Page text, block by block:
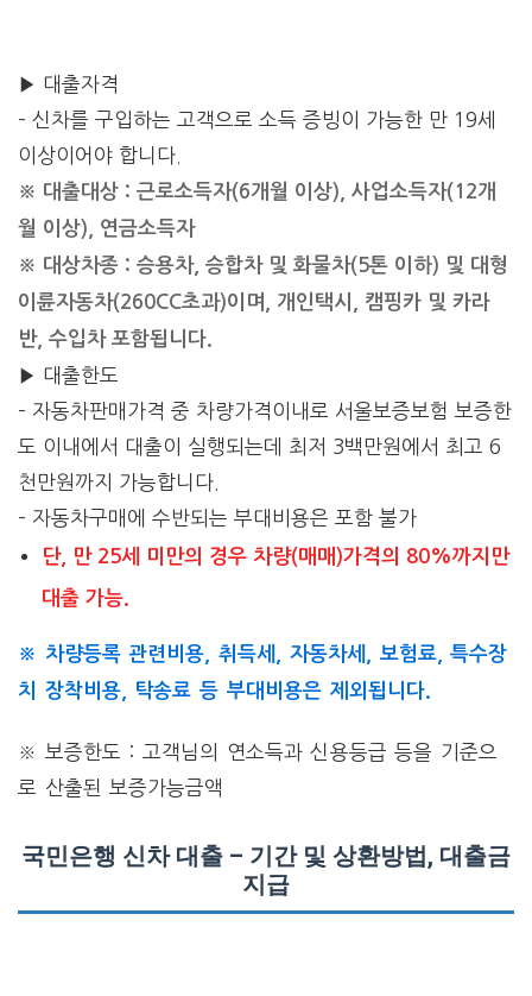
▶ 대출자격
– 신차를 구입하는 고객으로 소득 증빙이 가능한 만 19세
이상이어야 합니다.
※ 대출대상 : 근로소득자(6개월 이상), 사업소득자(12개
월 이상), 연금소득자
※ 대상차종 : 승용차, 승합차 및 화물차(5톤 이하) 및 대형
이륜자동차(260CC초과)이며, 개인택시, 캠핑카 및 카라
반, 수입차 포함됩니다.
▶ 대출한도
– 자동차판매가격 중 차량가격이내로 서울보증보험 보증한
도 이내에서 대출이 실행되는데 최저 3백만원에서 최고 6
천만원까지 가능합니다.
– 자동차구매에 수반되는 부대비용은 포함 불가
단, 만 25세 미만의 경우 차량(매매)가격의 80%까지만
대출 가능.
※ 차량등록 관련비용, 취득세, 자동차세, 보험료, 특수장
치 장착비용, 탁송료 등 부대비용은 제외됩니다.
※ 보증한도 : 고객님의 연소득과 신용등급 등을 기준으
로 산출된 보증가능금액
국민은행 신차 대출 – 기간 및 상환방법, 대출금
지급